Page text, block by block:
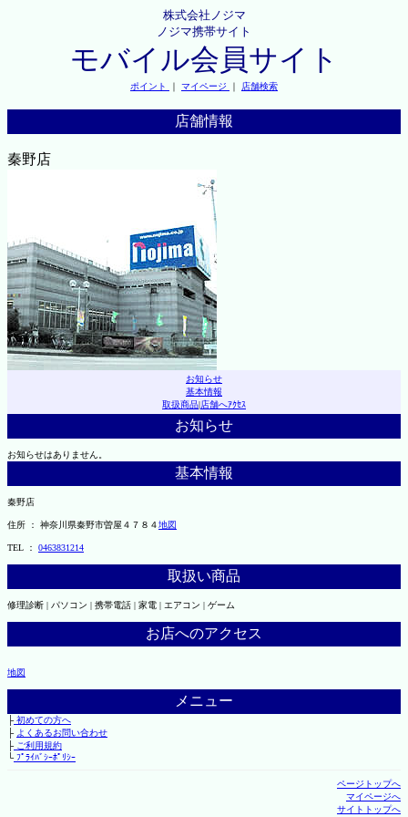
株式会社ノジマ
ノジマ携帯サイト
モバイル会員サイト
ポイント ｜ マイページ ｜ 店舗検索
店舗情報
秦野店
お知らせ
基本情報
取扱商品|店舗へｱｸｾｽ
お知らせ
お知らせはありません。
基本情報
秦野店
住所 ： 神奈川県秦野市曽屋４７８４地図
TEL ： 0463831214
取扱い商品
修理診断 | パソコン | 携帯電話 | 家電 | エアコン | ゲーム
お店へのアクセス
地図
メニュー
├初めての方へ
├ よくあるお問い合わせ
├ご利用規約
└ﾌﾟﾗｲﾊﾞｼｰﾎﾟﾘｼｰ
ページトップへ
マイページへ
サイトトップへ